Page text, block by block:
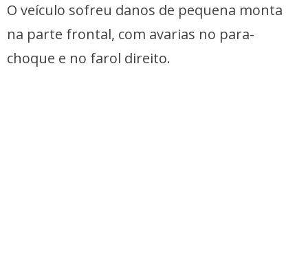
O veículo sofreu danos de pequena monta
na parte frontal, com avarias no para-
choque e no farol direito.